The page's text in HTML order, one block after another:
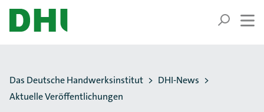
ZUM HAUPTINHALT SPRINGEN
ZUR SUCHE SPRINGEN
Sie befinden sich hier:
Das Deutsche Handwerksinstitut
DHI-News
Aktuelle Veröffentlichungen